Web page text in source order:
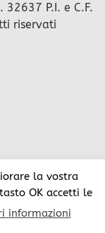
32637 P.I. e C.F.
riservati
la vostra
OK accetti le
informazioni